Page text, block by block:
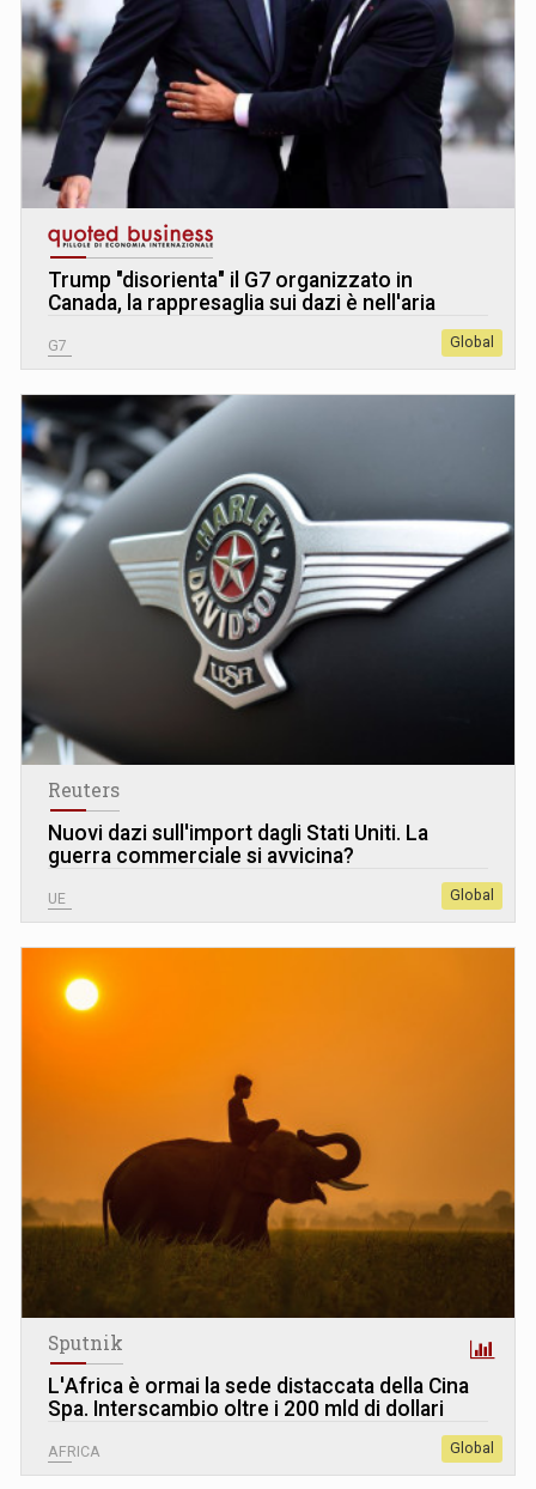
Trump "disorienta" il G7 organizzato in
Canada, la rappresaglia sui dazi è nell'aria
G7 Global
Reuters
Nuovi dazi sull'import dagli Stati Uniti. La
guerra commerciale si avvicina?
UE Global
Sputnik
L'Africa è ormai la sede distaccata della Cina
Spa. Interscambio oltre i 200 mld di dollari
AFRICA Global